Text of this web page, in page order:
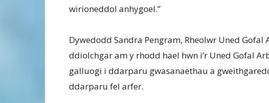
wirioneddol anhygoel.”
Dywedodd Sandra Pengram, Rheolwr Uned Gofal
ddiolchgar am y rhodd hael hwn i’r Uned Gofal
galluogi i ddarparu gwasanaethau a
ddarparu fel arfer.